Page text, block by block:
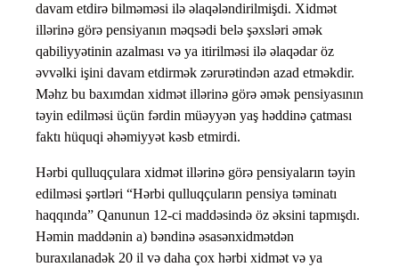
davam etdirə bilməməsi ilə əlaqələndirilmişdi. Xidmət
illərinə görə pensiyanın məqsədi belə şəxsləri əmək
qabiliyyətinin azalması və ya itirilməsi ilə əlaqədar öz
əvvəlki işini davam etdirmək zərurətindən azad etməkdir.
Məhz bu baxımdan xidmət illərinə görə əmək pensiyasının
təyin edilməsi üçün fərdin müəyyən yaş həddinə çatması
faktı hüquqi əhəmiyyət kəsb etmirdi.
Hərbi qulluqçulara xidmət illərinə görə pensiyaların təyin
edilməsi şərtləri “Hərbi qulluqçuların pensiya təminatı
haqqında” Qanunun 12-ci maddəsində öz əksini tapmışdı.
Həmin maddənin a) bəndinə əsasənxidmətdən
buraxılanadək 20 il və daha çox hərbi xidmət və ya